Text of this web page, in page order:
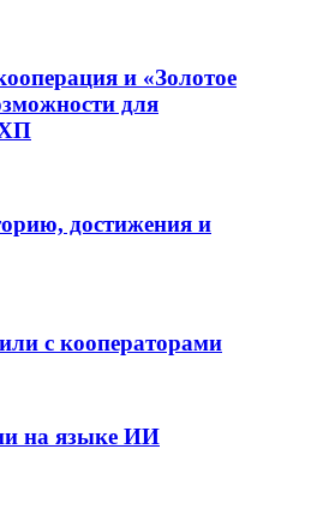
и «Золотое
для
достижения и
с кооператорами
на языке ИИ